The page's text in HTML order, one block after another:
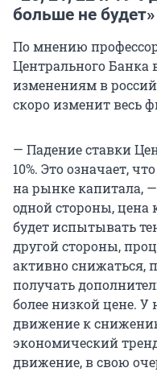
больше не будет»
По мнению
Центрального Банка
изменениям в
скоро изменит весь
— Падение ставки
10%. Это означает,
на рынке капитала,
одной стороны, цена
будет испытывать
другой стороны,
активно снижаться,
получать
более низкой цене. У
движение к
экономический
движение, в свою